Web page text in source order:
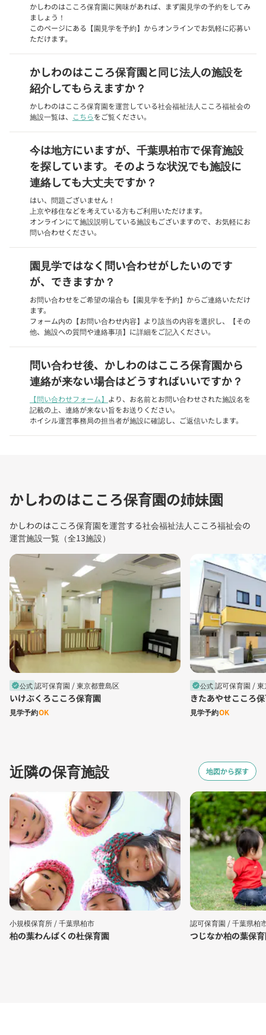
かしわのはこころ保育園に興味があれば、まず園見学の予約をしてみ
ましょう！
このページにある【園見学を予約】からオンラインでお気軽に応募い
ただけます。
かしわのはこころ保育園と同じ法人の施設を
紹介してもらえますか？
かしわのはこころ保育園を運営している社会福祉法人こころ福祉会の
施設一覧は、
こちらをご覧ください。
今は地方にいますが、千葉県柏市で保育施設
を探しています。そのような状況でも施設に
連絡しても大丈夫ですか？
はい、問題ございません！
上京や移住などを考えている方もご利用いただけます。
オンラインにて施設説明している施設もございますので、お気軽にお
問い合わせください。
園見学ではなく問い合わせがしたいのです
が、できますか？
お問い合わせをご希望の場合も【園見学を予約】からご連絡いただけ
ます。
フォーム内の【お問い合わせ内容】より該当の内容を選択し、【その
他、施設への質問や連絡事項】に詳細をご記入ください。
問い合わせ後、かしわのはこころ保育園から
連絡が来ない場合はどうすればいいですか？
【問い合わせフォーム】 より、お名前とお問い合わせされた施設名を
記載の上、連絡が来ない旨をお送りください。
ホイシル運営事務局の担当者が施設に確認し、ご返信いたします。
かしわのはこころ保育園の姉妹園
かしわのはこころ保育園を運営する社会福祉法人こころ福祉会の
運営施設一覧（全13施設）
verified公式認可保育園 /東京都豊島区
いけぶくろこころ保育園
見学予約OK
verified公式認可保育園 /東
きたあやせこころ
見学予約OK
近隣の保育施設 地図から探す
小規模保育所 /千葉県柏市
柏の葉わんぱくの杜保育園
認可保育園 /千葉県柏
つじなか柏の葉保